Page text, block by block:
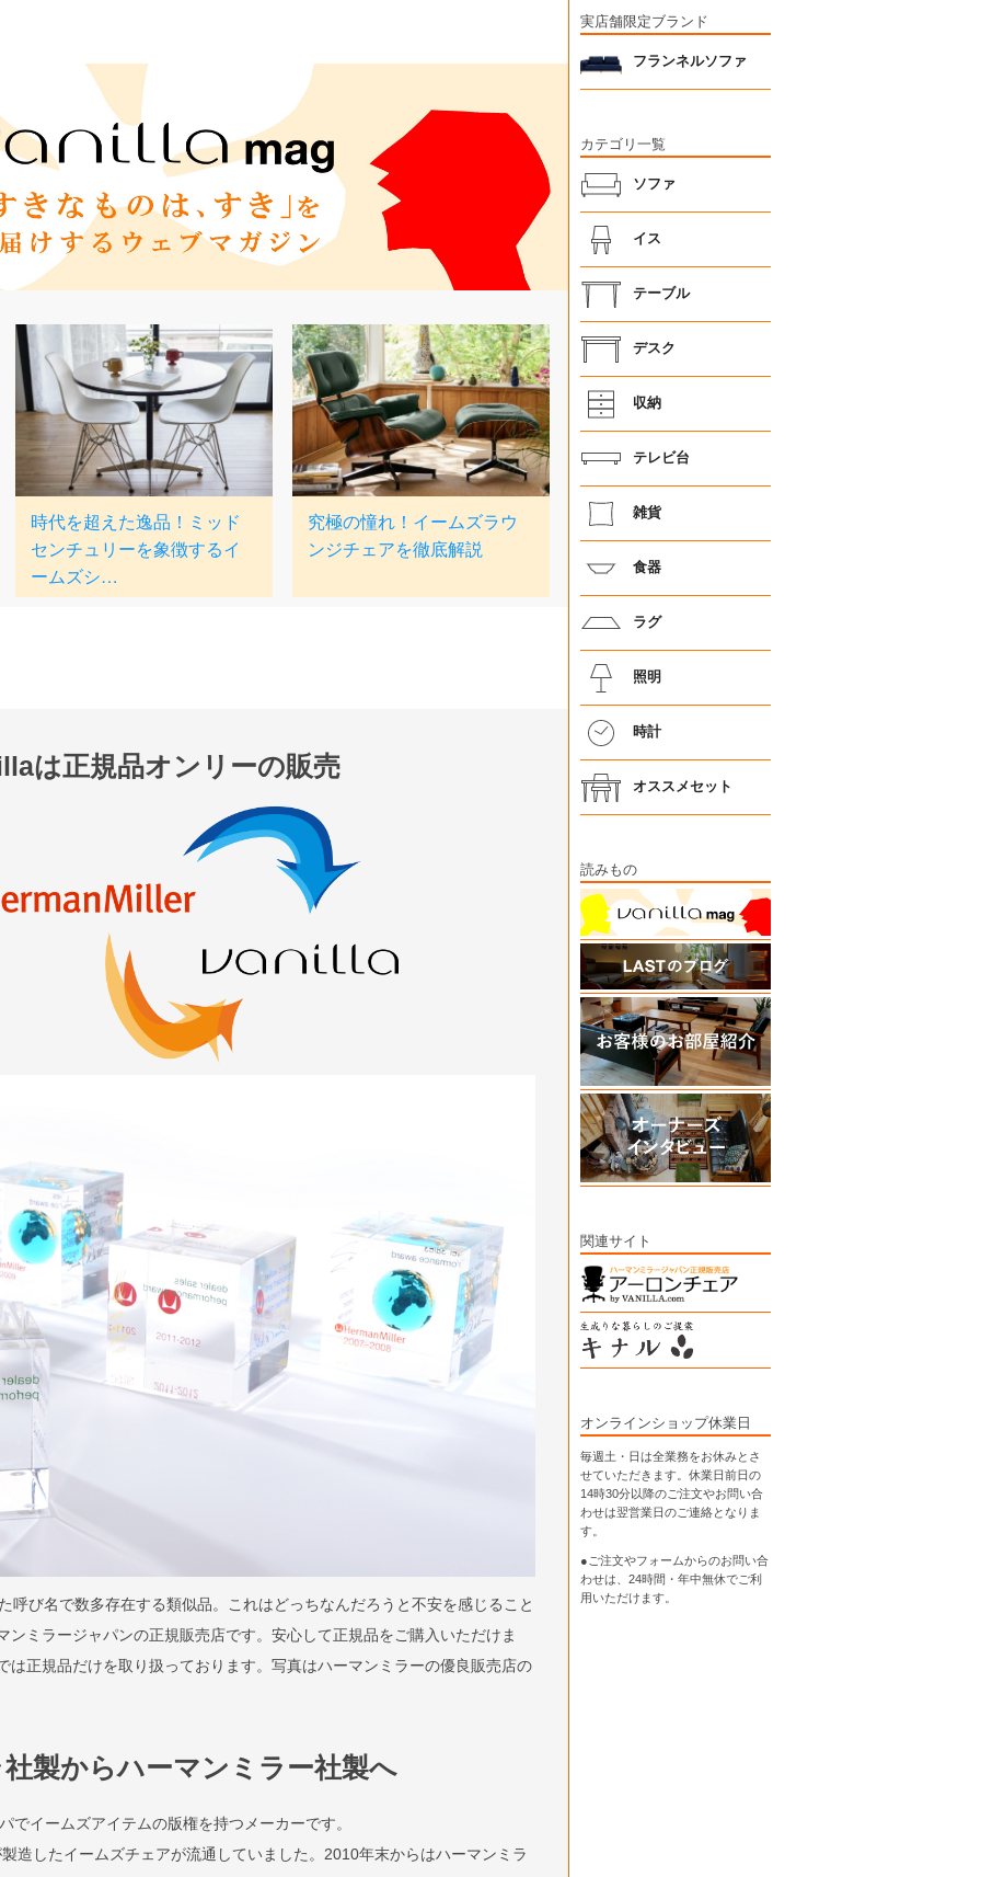
は正規品オンリーの販売
呼び名で数多存在する類似品。これはどっちなんだろうと不安を感じること
ンミラージャパンの正規販売店です。安心して正規品をご購入いただけま
は正規品だけを取り扱っております。写真はハーマンミラーの優良販売店の
製からハーマンミラー社製へ
でイームズアイテムの版権を持つメーカーです。
造したイームズチェアが流通していました。2010年末からはハーマンミラ
実店舗限定ブランド
フランネルソファ
カテゴリ一覧
ソファ
イス
テーブル
デスク
収納
テレビ台
雑貨
食器
ラグ
照明
時計
オススメセット
読みもの
関連サイト
オンラインショップ休業日
毎週土・日は全業務をお休みとさ
せていただきます。休業日前日の
14時30分以降のご注文やお問い合
わせは翌営業日のご連絡となりま
す。
●ご注文やフォームからのお問い合
わせは、 24時間・年中無休でご利
用いただけます。